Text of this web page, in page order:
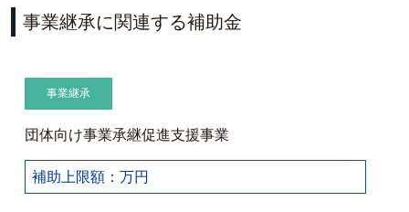
事業継承に関連する補助金
事業継承
団体向け事業承継促進支援事業
補助上限額：万円